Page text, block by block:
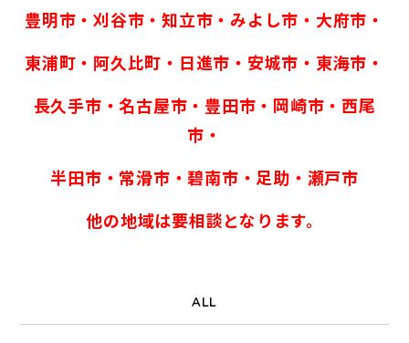
豊明市・刈谷市・知立市・みよし市・大府市・
東浦町・阿久比町・日進市・安城市・東海市・
長久手市・名古屋市・豊田市・岡崎市・西尾
市・
半田市・常滑市・碧南市・足助・瀬戸市
他の地域は要相談となります。
ALL